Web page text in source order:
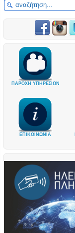
ΠΑΡΟΧΗ ΥΠΗΡΕΣΙΩΝ
ΕΠΙΚΟΙΝΩΝΙΑ